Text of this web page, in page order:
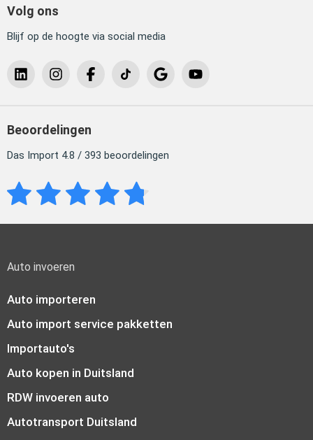
Volg ons
Blijf op de hoogte via social media
Beoordelingen
Das Import 4.8 / 393 beoordelingen
Auto invoeren
Auto importeren
Auto import service pakketten
Importauto's
Auto kopen in Duitsland
RDW invoeren auto
Autotransport Duitsland